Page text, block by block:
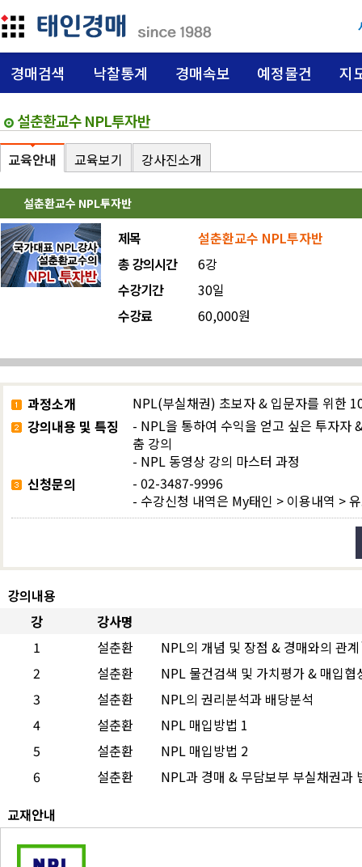
경매검색 낙찰통계 경매속보 예정물건 지
설춘환교수 NPL투자반
교육안내 교육보기 강사진소개
설춘환교수 NPL투자반
제목
설춘환교수 NPL투자반
총 강의시간
6강
수강기간
30일
수강료
60,000원
과정소개
NPL(부실채권) 초보자 & 입문자를 위한
강의내용 및 특징
- NPL을 통하여 수익을 얻고 싶은 투자자
춤 강의
- NPL 동영상 강의 마스터 과정
신청문의
- 02-3487-9996
- 수강신청 내역은 My태인 > 이용내역 >
강의내용
강
강사명
1
설춘환
NPL의 개념 및 장점 & 경매와의 관
2
설춘환
NPL 물건검색 및 가치평가 & 매입협
3
설춘환
NPL의 권리분석과 배당분석
4
설춘환
NPL 매입방법 1
5
설춘환
NPL 매입방법 2
6
설춘환
NPL과 경매 & 무담보부 부실채권과
교재안내